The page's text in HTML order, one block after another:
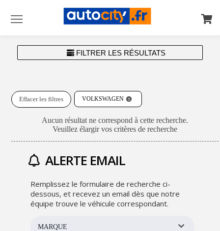
FILTRER LES RÉSULTATS
VOLKSWAGEN
Effacer les filtres
Aucun résultat ne correspond à cette recherche.
Veuillez élargir vos critères de recherche
ALERTE EMAIL
Remplissez le formulaire de recherche ci-
dessous, et recevez un email dès que notre
équipe trouve le véhicule correspondant.
MARQUE